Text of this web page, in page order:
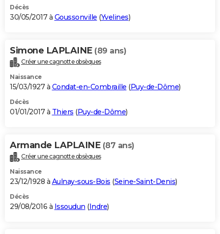
Décès
30/05/2017 à Goussonville (Yvelines)
Simone LAPLAINE (89 ans)
Créer une cagnotte obsèques
Naissance
15/03/1927 à Condat-en-Combraille (Puy-de-Dôme)
Décès
01/01/2017 à Thiers (Puy-de-Dôme)
Armande LAPLAINE (87 ans)
Créer une cagnotte obsèques
Naissance
23/12/1928 à Aulnay-sous-Bois (Seine-Saint-Denis)
Décès
29/08/2016 à Issoudun (Indre)